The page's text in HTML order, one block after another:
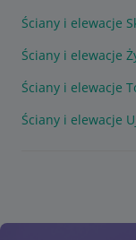
Ściany i elewacje
Ściany i elewacje
Ściany i elewacje
Ściany i elewacje